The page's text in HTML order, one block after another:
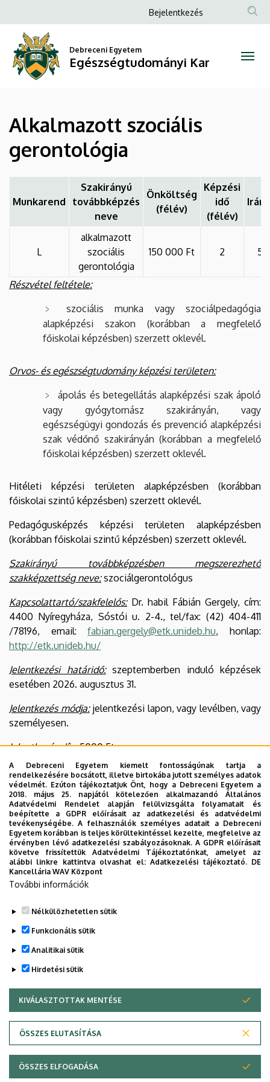
szociális
gerontológia
Egészségtudományi
Kar
a
tartalomra
Anonim
menüje
Bejelentkezés
Debreceni Egyetem
Egészségtudományi Kar
Alkalmazott szociális
gerontológia
Munkarend
Szakirányú
továbbképzés
neve
Önköltség
(félév)
Képzési
idő
(félév)
L
alkalmazott
szociális
gerontológia
150 000 Ft 2 5
Részvétel feltétele:
szociális munka vagy szociálpedagógia
alapképzési szakon (korábban a megfelelő
főiskolai képzésben) szerzett oklevél.
Orvos- és egészségtudomány képzési területen:
ápolás és betegellátás alapképzési szak ápoló
vagy gyógytornász szakirányán, vagy
egészségügyi gondozás és prevenció alapképzési
szak védőnő szakirányán (korábban a megfelelő
főiskolai képzésben) szerzett oklevél.
Hitéleti képzési területen alapképzésben (korábban
főiskolai szintű képzésben) szerzett oklevél.
Pedagógusképzés képzési területen alapképzésben
(korábban főiskolai szintű képzésben) szerzett oklevél.
Szakirányú továbbképzésben megszerezhető
szakképzettség neve:szociálgerontológus
Kapcsolattartó/szakfelelős:Dr. habil Fábián Gergely, cím:
4400 Nyíregyháza, Sóstói u. 2-4., tel/fax: (42) 404-411
/78196, email:fabian.gergely@etk.unideb.hu, honlap:
http://etk.unideb.hu/
Jelentkezési határidő:szeptemberben induló képzések
esetében 2026. augusztus 31.
Jelentkezés módja:jelentkezési lapon, vagy levélben, vagy
személyesen.
Jelentkezés díja:5000 Ft.
Befizetés módja:Átutalás.
Csatolandó dokumentumok:oklevélmásolat.
Képzés kezdete:szeptemberben induló képzések
esetében 2026. szeptember 25.
A jelentkezési lap letölthetőitt.
Még több információ.
Legutóbbi frissítés:
Adatvédelem
A Debreceni Egyetem kiemelt fontosságúnak tartja a
rendelkezésére bocsátott, illetve birtokába jutott személyes adatok
védelmét. Ezúton tájékoztatjuk Önt, hogy a Debreceni Egyetem a
2018. május 25. napjától kötelezően alkalmazandó Általános
Adatvédelmi Rendelet alapján felülvizsgálta folyamatait és
beépítette a GDPR előírásait az adatkezelési és adatvédelmi
tevékenységébe. A felhasználók személyes adatait a Debreceni
Egyetem korábban is teljes körültekintéssel kezelte, megfelelve az
érvényben lévő adatkezelési szabályozásoknak. A GDPR előírásait
követve frissítettük Adatvédelmi Tájékoztatónkat, amelyet az
alábbi linkre kattintva olvashat el:Adatkezelési tájékoztató. DE
Kancellária WAV Központ
További információk
Nélkülözhetetlen sütik
Funkcionális sütik
Analitikai sütik
Hirdetési sütik
KIVÁLASZTOTTAK MENTÉSE
ÖSSZES ELUTASÍTÁSA
WITHDRAW CONSENT
ÖSSZES ELFOGADÁSA